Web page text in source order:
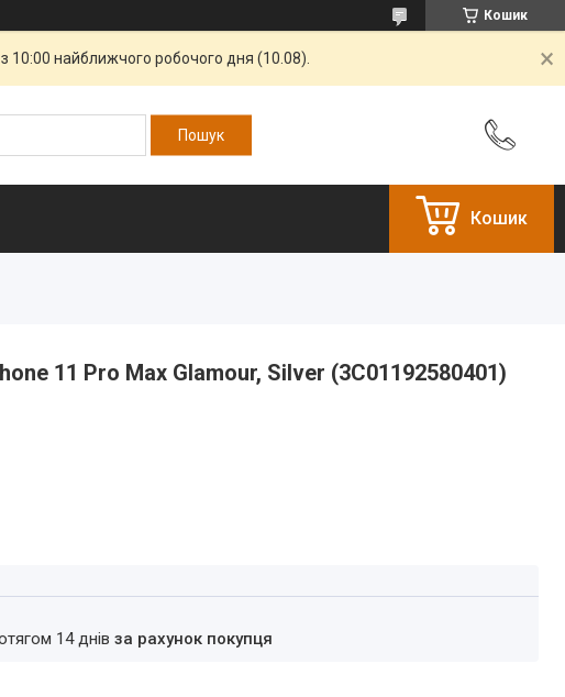
Кошик
10:00 найближчого робочого дня (10.08).
Кошик
11 Pro Max Glamour, Silver (3C01192580401)
14 днів за рахунок покупця